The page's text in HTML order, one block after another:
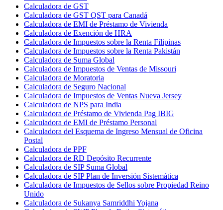
Calculadora de GST
Calculadora de GST QST para Canadá
Calculadora de EMI de Préstamo de Vivienda
Calculadora de Exención de HRA
Calculadora de Impuestos sobre la Renta Filipinas
Calculadora de Impuestos sobre la Renta Pakistán
Calculadora de Suma Global
Calculadora de Impuestos de Ventas de Missouri
Calculadora de Moratoria
Calculadora de Seguro Nacional
Calculadora de Impuestos de Ventas Nueva Jersey
Calculadora de NPS para India
Calculadora de Préstamo de Vivienda Pag IBIG
Calculadora de EMI de Préstamo Personal
Calculadora del Esquema de Ingreso Mensual de Oficina
Postal
Calculadora de PPF
Calculadora de RD Depósito Recurrente
Calculadora de SIP Suma Global
Calculadora de SIP Plan de Inversión Sistemática
Calculadora de Impuestos de Sellos sobre Propiedad Reino
Unido
Calculadora de Sukanya Samriddhi Yojana